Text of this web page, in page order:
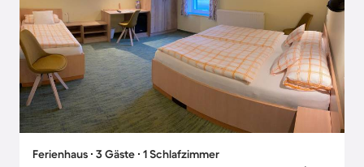
Ferienhaus ∙ 3 Gäste ∙ 1 Schlafzimmer